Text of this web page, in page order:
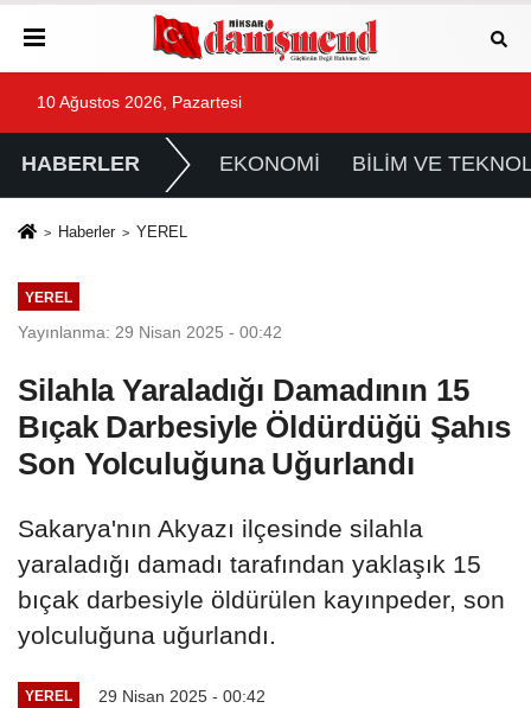
10 Ağustos 2026, Pazartesi
HABERLER EKONOMİ BİLİM VE
Haberler YEREL
YEREL
Yayınlanma: 29 Nisan 2025 - 00:42
Silahla Yaraladığı Damadının 15
Bıçak Darbesiyle Öldürdüğü Şahıs
Son Yolculuğuna Uğurlandı
Sakarya'nın Akyazı ilçesinde silahla
yaraladığı damadı tarafından yaklaşık 15
bıçak darbesiyle öldürülen kayınpeder, son
yolculuğuna uğurlandı.
YEREL 29 Nisan 2025 - 00:42